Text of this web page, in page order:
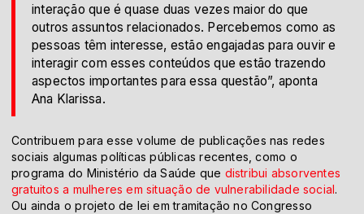
interação que é quase duas vezes maior do que
outros assuntos relacionados. Percebemos como as
pessoas têm interesse, estão engajadas para ouvir e
interagir com esses conteúdos que estão trazendo
aspectos importantes para essa questão”, aponta
Ana Klarissa.
Contribuem para esse volume de publicações nas redes
sociais algumas políticas públicas recentes, como o
programa do Ministério da Saúde que distribui absorventes
gratuitos a mulheres em situação de vulnerabilidade social.
Ou ainda o projeto de lei em tramitação no Congresso